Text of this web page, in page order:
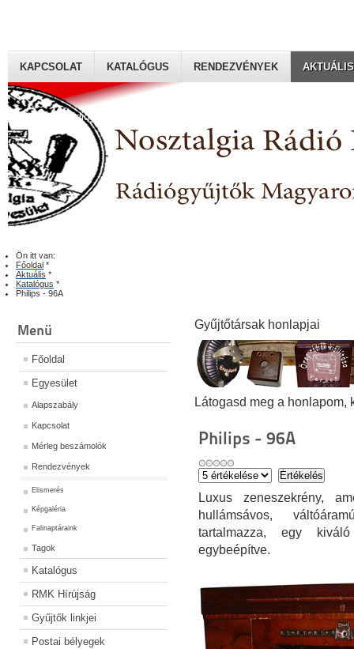
Rádiógyűjtők Magyaroszági Klubja
KAPCSOLAT KATALÓGUS RENDEZVÉNYEK AKTUÁLIS
Ön itt van:
Főoldal *
Aktuális *
Katalógus *
Philips - 96A
Menü
Főoldal
Egyesület
Alapszabály
Kapcsolat
Mérleg beszámolók
Rendezvények
Elismerés
Képgaléria
Falinaptáraink
Tagok
Katalógus
RMK Hírújság
Gyűjtők linkjei
Postai bélyegek
Gyűjtőtársak honlapjai
Látogasd meg a honlapom,
Philips - 96A
Luxus zeneszekrény,
hullámsávos,
tartalmazza, egy
egybeépítve.